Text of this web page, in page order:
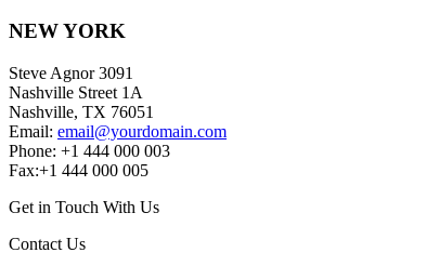
NEW YORK
Steve Agnor 3091
Nashville Street 1A
Nashville, TX 76051
Email: email@yourdomain.com
Phone: +1 444 000 003
Fax:+1 444 000 005
Get in Touch With Us
Contact Us